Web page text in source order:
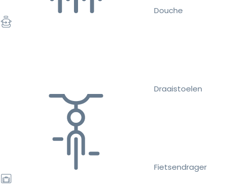
Douche
Draaistoelen
Fietsendrager